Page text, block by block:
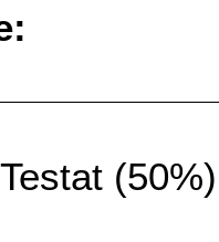
(50%)